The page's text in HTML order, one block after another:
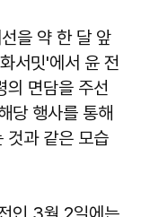
을 약 한 달 앞
서밋'에서 윤 전
의 면담을 주선
당 행사를 통해
것과 같은 모습